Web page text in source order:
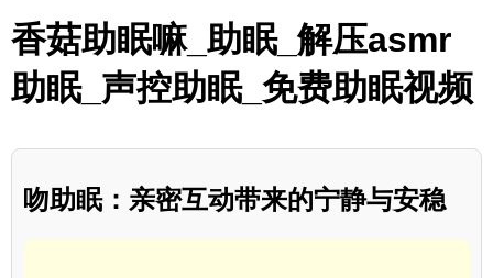
香菇助眠嘛_助眠_解压asmr
助眠_声控助眠_免费助眠视频
吻助眠：亲密互动带来的宁静与安稳